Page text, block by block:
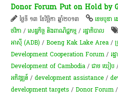
Donor Forum Put on Hold by
ថ្ងៃទី ១៣ ខែវិច្ឆិកា ឆ្នាំ២០១៣ ខេមបូឌា
ថវិកា /សេដ្ឋកិច្ច និងពាណិជ្ជកម្ម /រដ្ឋាភិបាល
អាស៊ី (ADB) /Boeng Kak Lake Area /
Development Cooperation Forum /រដ្
Development of Cambodia /ជាម យៀប
អភិវឌ្ឍន៍ /development assistance /
development targets /Donor Forum